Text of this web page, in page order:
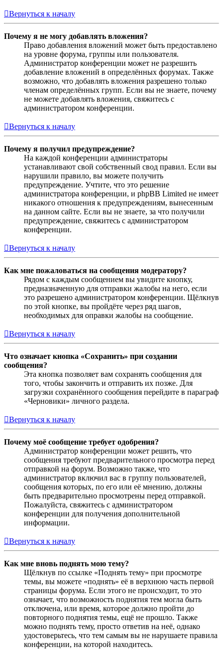
Вернуться к началу
Почему я не могу добавлять вложения?
Право добавления вложений может быть предоставлено
на уровне форума, группы или пользователя.
Администратор конференции может не разрешить
добавление вложений в определённых форумах. Также
возможно, что добавлять вложения разрешено только
членам определённых групп. Если вы не знаете, почему
не можете добавлять вложения, свяжитесь с
администратором конференции.
Вернуться к началу
Почему я получил предупреждение?
На каждой конференции администраторы
устанавливают свой собственный свод правил. Если вы
нарушили правило, вы можете получить
предупреждение. Учтите, что это решение
администратора конференции, и phpBB Limited не имеет
никакого отношения к предупреждениям, вынесенным
на данном сайте. Если вы не знаете, за что получили
предупреждение, свяжитесь с администратором
конференции.
Вернуться к началу
Как мне пожаловаться на сообщения модератору?
Рядом с каждым сообщением вы увидите кнопку,
предназначенную для отправки жалобы на него, если
это разрешено администратором конференции. Щёлкнув
по этой кнопке, вы пройдёте через ряд шагов,
необходимых для оправки жалобы на сообщение.
Вернуться к началу
Что означает кнопка «Сохранить» при создании
сообщения?
Эта кнопка позволяет вам сохранять сообщения для
того, чтобы закончить и отправить их позже. Для
загрузки сохранённого сообщения перейдите в параграф
«Черновики» личного раздела.
Вернуться к началу
Почему моё сообщение требует одобрения?
Администратор конференции может решить, что
сообщения требуют предварительного просмотра перед
отправкой на форум. Возможно также, что
администратор включил вас в группу пользователей,
сообщения которых, по его или её мнению, должны
быть предварительно просмотрены перед отправкой.
Пожалуйста, свяжитесь с администратором
конференции для получения дополнительной
информации.
Вернуться к началу
Как мне вновь поднять мою тему?
Щёлкнув по ссылке «Поднять тему» при просмотре
темы, вы можете «поднять» её в верхнюю часть первой
страницы форума. Если этого не происходит, то это
означает, что возможность поднятия тем могла быть
отключена, или время, которое должно пройти до
повторного поднятия темы, ещё не прошло. Также
можно поднять тему, просто ответив на неё, однако
удостоверьтесь, что тем самым вы не нарушаете правила
конференции, на которой находитесь.